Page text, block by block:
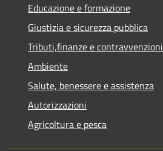
Educazione e formazione
Giustizia e sicurezza pubblica
Tributi,finanze e contravvenzioni
Ambiente
Salute, benessere e assistenza
Autorizzazioni
Agricoltura e pesca